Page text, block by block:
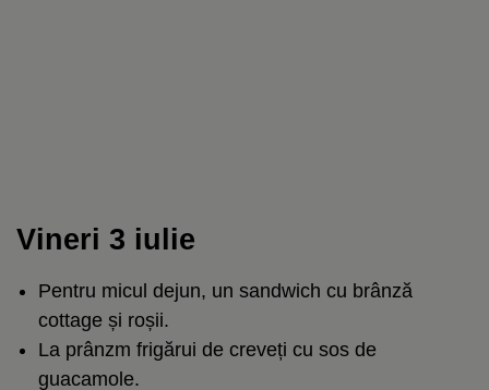
Vineri 3 iulie
Pentru micul dejun, un sandwich cu brânză
cottage și roșii.
La prânzm frigărui de creveți cu sos de
guacamole.